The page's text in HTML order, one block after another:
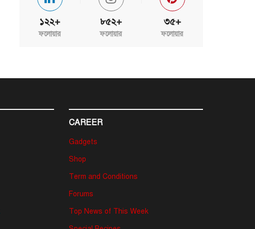
১২২+
ফলোয়ার
৮৫২+
ফলোয়ার
৩৫+
ফলোয়ার
CAREER
Gadgets
Shop
Term and Conditions
Forums
Top News of This Week